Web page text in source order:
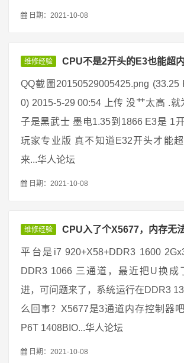
日期：2021-10-08
维修经验 CPU不是2开头的E3也能超
QQ截圖20150529005425.png (33.25
0) 2015-5-29 00:54 上传 没艹太高 .就
子是黑武士 墨电1.35到1866 E3是 1
玩家专业版 真不知道E32开头才能
来...华人论坛
日期：2021-10-08
维修经验 CPU入了个X5677，内存无
平台是i7 920+X58+DDR3 1600
DDR3 1066 三通道，最近把U换成
进，可问题来了，系统运行在DDR3
么回事？X5677是3通道内存控制器
P6T 1408BIO...华人论坛
日期：2021-10-08